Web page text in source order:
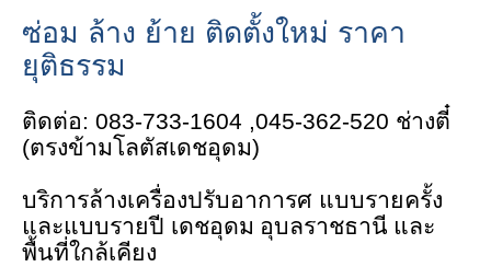
ซ่อม ล้าง ย้าย ติดตั้งใหม่ ราคา
ยุติธรรม
ติดต่อ: 083-733-1604 ,045-362-520 ช่างตี๋
(ตรงข้ามโลตัสเดชอุดม)
บริการล้างเครื่องปรับอาการศ แบบรายครั้ง
และแบบรายปี เดชอุดม อุบลราชธานี และ
พื้นที่ใกล้เคียง